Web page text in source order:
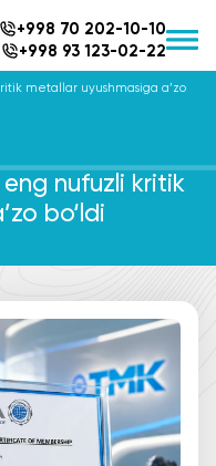
+998 70 202-10-10
+998 93 123-02-22
metallar uyushmasiga a’zo
nufuzli kritik
bo‘ldi